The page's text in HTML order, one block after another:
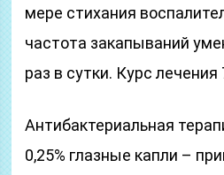
мере стихания
частота закапываний
раз в сутки. Курс лечения
Антибактериальная
0,25% глазные капли –